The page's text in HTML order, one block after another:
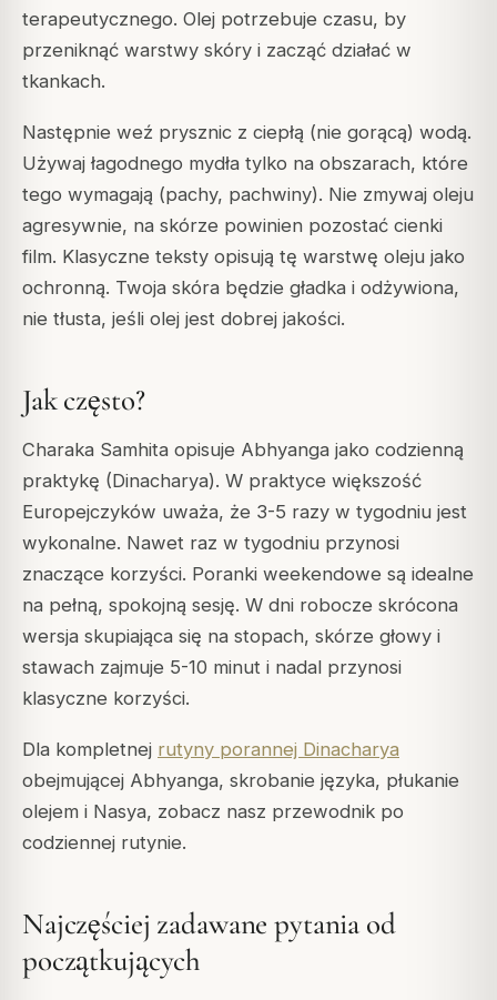
terapeutycznego. Olej potrzebuje czasu, by
przeniknąć warstwy skóry i zacząć działać w
tkankach.
Następnie weź prysznic z ciepłą (nie gorącą) wodą.
Używaj łagodnego mydła tylko na obszarach, które
tego wymagają (pachy, pachwiny). Nie zmywaj oleju
agresywnie, na skórze powinien pozostać cienki
film. Klasyczne teksty opisują tę warstwę oleju jako
ochronną. Twoja skóra będzie gładka i odżywiona,
nie tłusta, jeśli olej jest dobrej jakości.
Jak często?
Charaka Samhita opisuje Abhyanga jako codzienną
praktykę (Dinacharya). W praktyce większość
Europejczyków uważa, że 3-5 razy w tygodniu jest
wykonalne. Nawet raz w tygodniu przynosi
znaczące korzyści. Poranki weekendowe są idealne
na pełną, spokojną sesję. W dni robocze skrócona
wersja skupiająca się na stopach, skórze głowy i
stawach zajmuje 5-10 minut i nadal przynosi
klasyczne korzyści.
Dla kompletnej rutyny porannej Dinacharya
obejmującej Abhyanga, skrobanie języka, płukanie
olejem i Nasya, zobacz nasz przewodnik po
codziennej rutynie.
Najczęściej zadawane pytania od
początkujących